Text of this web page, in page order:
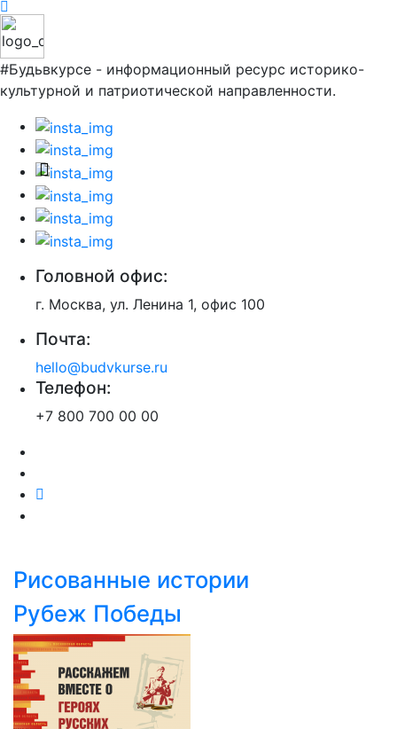
#Будьвкурсе - информационный ресурс историко-
культурной и патриотической направленности.
Головной офис:
г. Москва, ул. Ленина 1, офис 100
Почта:
hello@budvkurse.ru
Телефон:
+7 800 700 00 00
Рисованные истории
Рубеж Победы